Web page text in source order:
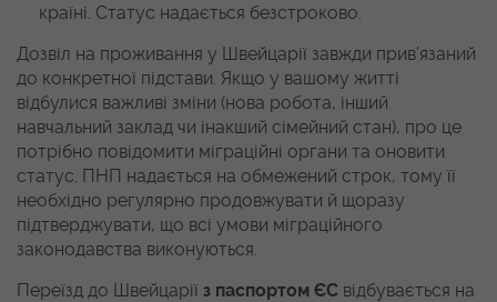
країні. Статус надається безстроково.
Дозвіл на проживання у Швейцарії завжди прив’язаний
до конкретної підстави. Якщо у вашому житті
відбулися важливі зміни (нова робота, інший
навчальний заклад чи інакший сімейний стан), про це
потрібно повідомити міграційні органи та оновити
статус. ПНП надається на обмежений строк, тому її
необхідно регулярно продовжувати й щоразу
підтверджувати, що всі умови міграційного
законодавства виконуються.
Переїзд до Швейцарії з паспортом ЄС відбувається на